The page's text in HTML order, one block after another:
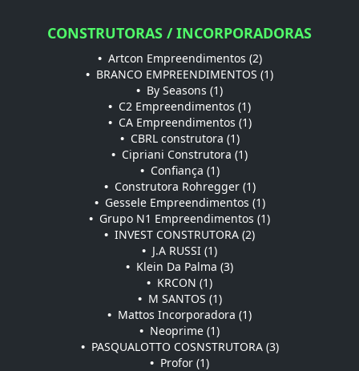
CONSTRUTORAS / INCORPORADORAS
• Artcon Empreendimentos (2)
• BRANCO EMPREENDIMENTOS (1)
• By Seasons (1)
• C2 Empreendimentos (1)
• CA Empreendimentos (1)
• CBRL construtora (1)
• Cipriani Construtora (1)
• Confiança (1)
• Construtora Rohregger (1)
• Gessele Empreendimentos (1)
• Grupo N1 Empreendimentos (1)
• INVEST CONSTRUTORA (2)
• J.A RUSSI (1)
• Klein Da Palma (3)
• KRCON (1)
• M SANTOS (1)
• Mattos Incorporadora (1)
• Neoprime (1)
• PASQUALOTTO COSNSTRUTORA (3)
• Profor (1)